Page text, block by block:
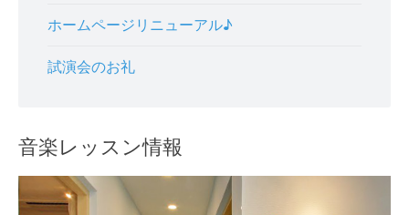
ホームページリニューアル♪
試演会のお礼
音楽レッスン情報